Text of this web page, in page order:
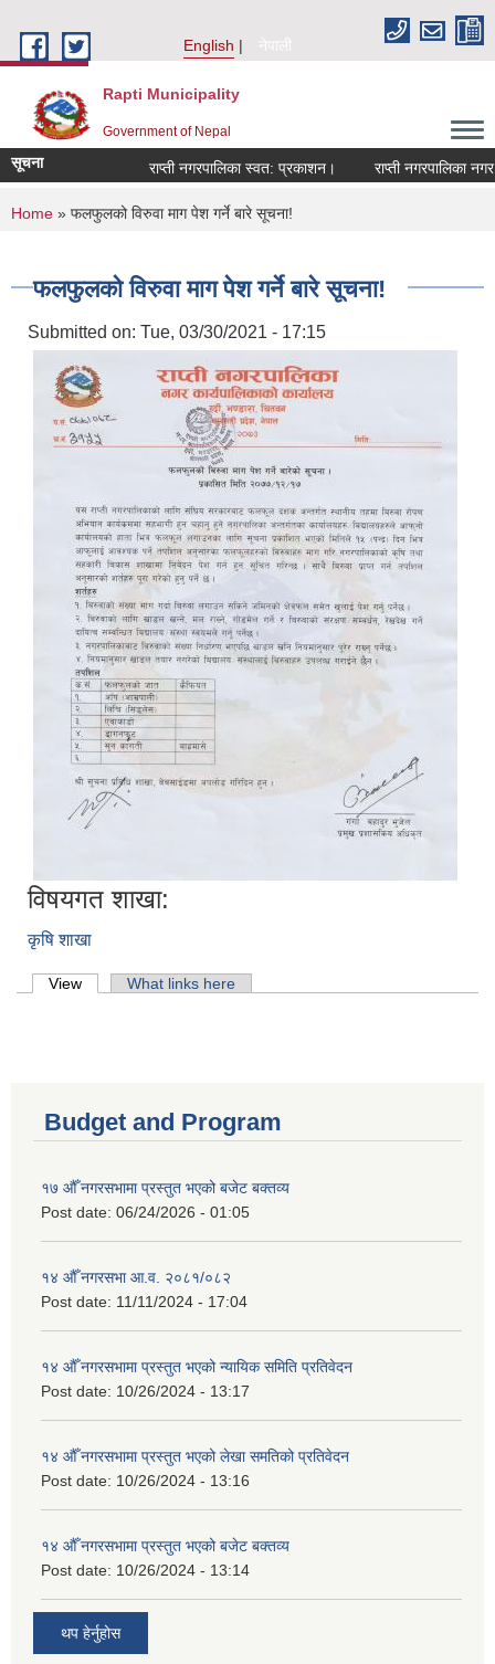
English
नेपाली
Rapti Municipality
Government of Nepal
सूचना राप्ती नगरपालिका स्वत: प्रकाशन। राप्ती नगरपालिका नगर
You are here
Home » फलफुलको विरुवा माग पेश गर्ने बारे सूचना!
फलफुलको विरुवा माग पेश गर्ने बारे सूचना!
Submitted on: Tue, 03/30/2021 - 17:15
विषयगत शाखा:
कृषि शाखा
Primary tabs
View (active tab)What links here
Budget and Program
१७ औँ नगरसभामा प्रस्तुत भएको बजेट बक्तव्य
Post date: 06/24/2026 - 01:05
१४ औँ नगरसभा आ.व. २०८१/०८२
Post date: 11/11/2024 - 17:04
१४ औँ नगरसभामा प्रस्तुत भएको न्यायिक समिति प्रतिवेदन
Post date: 10/26/2024 - 13:17
१४ औँ नगरसभामा प्रस्तुत भएको लेखा समतिको प्रतिवेदन
Post date: 10/26/2024 - 13:16
१४ औँ नगरसभामा प्रस्तुत भएको बजेट बक्तव्य
Post date: 10/26/2024 - 13:14
थप हेर्नुहोस